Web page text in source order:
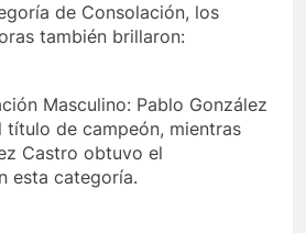
de Consolación, los
también brillaron:
Masculino: Pablo González
título de campeón, mientras
Castro obtuvo el
esta categoría.